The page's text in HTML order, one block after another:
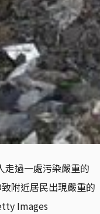
走過一處污染嚴重的
附近居民出現嚴重的
Images